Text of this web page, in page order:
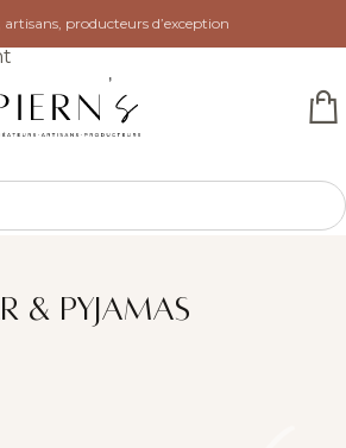
artisans, producteurs d’exception
& pyjamas